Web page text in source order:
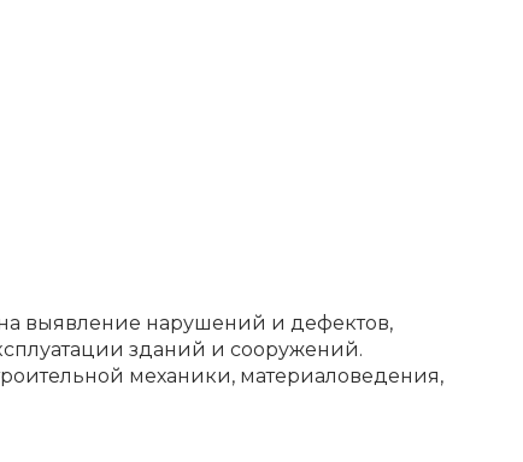
выявление нарушений и дефектов,
зданий и сооружений.
механики, материаловедения,